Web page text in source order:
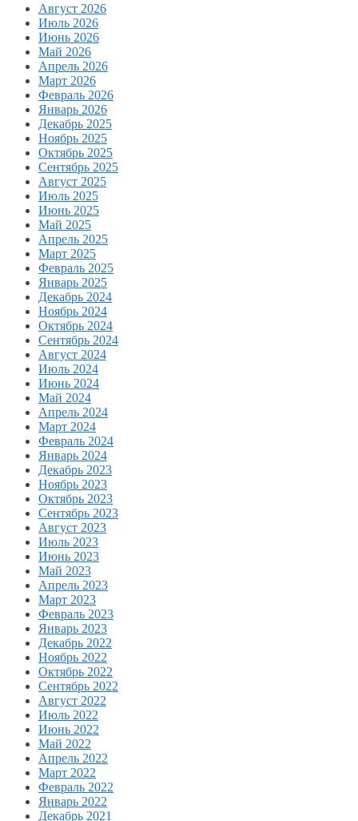
Август 2026
Июль 2026
Июнь 2026
Май 2026
Апрель 2026
Март 2026
Февраль 2026
Январь 2026
Декабрь 2025
Ноябрь 2025
Октябрь 2025
Сентябрь 2025
Август 2025
Июль 2025
Июнь 2025
Май 2025
Апрель 2025
Март 2025
Февраль 2025
Январь 2025
Декабрь 2024
Ноябрь 2024
Октябрь 2024
Сентябрь 2024
Август 2024
Июль 2024
Июнь 2024
Май 2024
Апрель 2024
Март 2024
Февраль 2024
Январь 2024
Декабрь 2023
Ноябрь 2023
Октябрь 2023
Сентябрь 2023
Август 2023
Июль 2023
Июнь 2023
Май 2023
Апрель 2023
Март 2023
Февраль 2023
Январь 2023
Декабрь 2022
Ноябрь 2022
Октябрь 2022
Сентябрь 2022
Август 2022
Июль 2022
Июнь 2022
Май 2022
Апрель 2022
Март 2022
Февраль 2022
Январь 2022
Декабрь 2021